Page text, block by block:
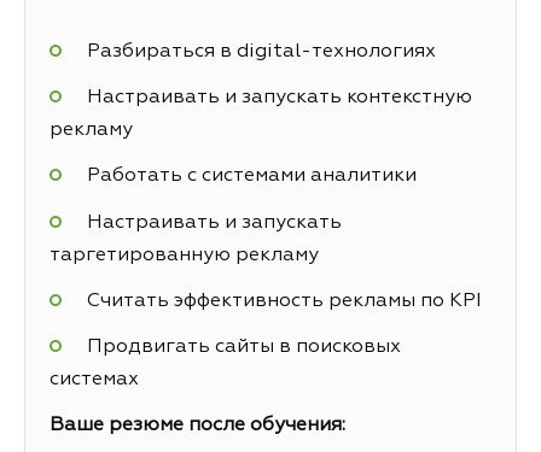
Разбираться в digital-технологиях
Настраивать и запускать контекстную
рекламу
Работать с системами аналитики
Настраивать и запускать
таргетированную рекламу
Считать эффективность рекламы по KPI
Продвигать сайты в поисковых
системах
Ваше резюме после обучения: